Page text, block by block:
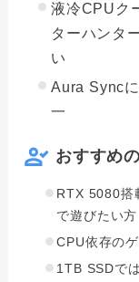
液冷CPUク
ターハンタ
い
Aura Sync
一
おすすめ
RTX 5080搭
で遊びたい方
CPU依存の
1TB SSDで